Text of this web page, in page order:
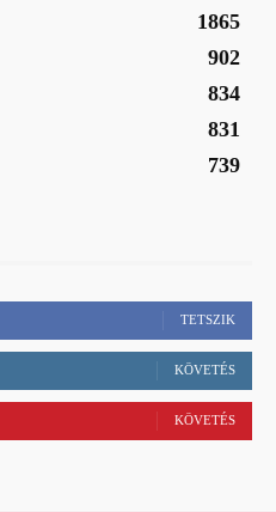
1865
902
834
831
739
TETSZIK
KÖVETÉS
KÖVETÉS